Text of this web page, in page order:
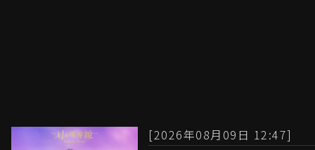
[2026年08月09日 12:47]